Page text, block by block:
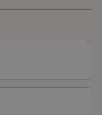
rustig de natuur
over het water
de weilanden met
onderdeel uitmaakt
fietsroutes. Er is zelfs
Maas brengt om ook
omgeving te
er allerlei